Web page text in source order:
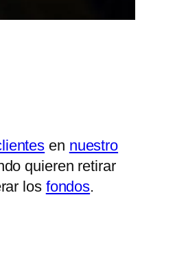
en nuestro
quieren retirar
los fondos.